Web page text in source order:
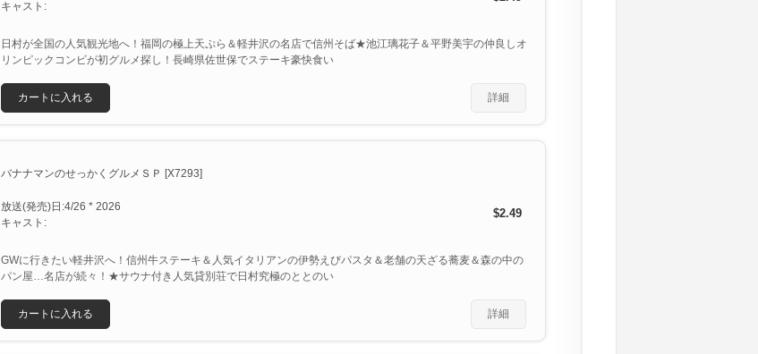
キャスト:
日村が全国の人気観光地へ！福岡の極上天ぷら＆軽井沢の名店で信州そば★池江璃花子＆平野美宇の仲良しオ
リンピックコンビが初グルメ探し！長崎県佐世保でステーキ豪快食い
詳細
カートに入れる
バナナマンのせっかくグルメＳＰ [X7293]
放送(発売)日:4/26 * 2026
キャスト:
$2.49
GWに行きたい軽井沢へ！信州牛ステーキ＆人気イタリアンの伊勢えびパスタ＆老舗の天ざる蕎麦＆森の中の
パン屋…名店が続々！★サウナ付き人気貸別荘で日村究極のととのい
詳細
カートに入れる